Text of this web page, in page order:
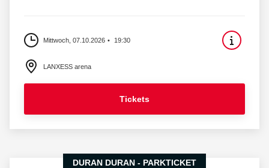
Mittwoch, 07.10.2026 19:30
LANXESS arena
Tickets
DURAN DURAN - PARKTICKET